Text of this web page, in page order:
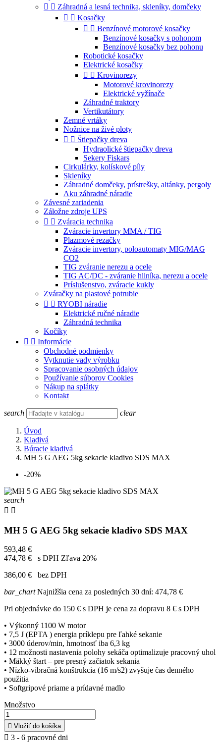
  Záhradná a lesná technika, skleníky, domčeky
  Kosačky
  Benzínové motorové kosačky
Benzínové kosačky s pohonom
Benzínové kosačky bez pohonu
Robotické kosačky
Elektrické kosačky
  Krovinorezy
Motorové krovinorezy
Elektrické vyžínače
Záhradné traktory
Vertikutátory
Zemné vrtáky
Nožnice na živé ploty
  Štiepačky dreva
Hydraolické štiepačky dreva
Sekery Fiskars
Cirkulárky, kolískové píly
Skleníky
Záhradné domčeky, prístrešky, altánky, pergoly
Aku záhradné náradie
Závesné zariadenia
Záložne zdroje UPS
  Zváracia technika
Zváracie invertory MMA / TIG
Plazmové rezačky
Zváracie invertory, poloautomaty MIG/MAG
CO2
TIG zváranie nerezu a ocele
TIG AC/DC - zváranie hliníka, nerezu a ocele
Príslušenstvo, zváracie kukly
Zváračky na plastové potrubie
  RYOBI náradie
Elektrické ručné náradie
Záhradná technika
Kočíky
  Informácie
Obchodné podmienky
Vytknutie vady výrobku
Spracovanie osobných údajov
Používanie súborov Cookies
Nákup na splátky
Kontakt
search clear
Úvod
Kladivá
Búracie kladivá
MH 5 G AEG 5kg sekacie kladivo SDS MAX
-20%
search
 
MH 5 G AEG 5kg sekacie kladivo SDS MAX
593,48 €
474,78 €
s DPH Zľava 20%
386,00 €
bez DPH
bar_chartNajnižšia cena za posledných 30 dní: 474,78 €
Pri objednávke do 150 € s DPH je cena za dopravu 8 € s DPH
• Výkonný 1100 W motor
• 7,5 J (EPTA ) energia príklepu pre ľahké sekanie
• 3000 úderov/min, hmotnosť iba 6,3 kg
• 12 možnosti nastavenia polohy sekáča optimalizuje pracovný uhol
• Mäkký štart – pre presný začiatok sekania
• Nízko-vibračná konštrukcia (16 m/s2) zvyšuje čas denného
použitia
• Softgripové priame a prídavné madlo
Množstvo
 Vložiť do košíka
 3 - 6 pracovné dni